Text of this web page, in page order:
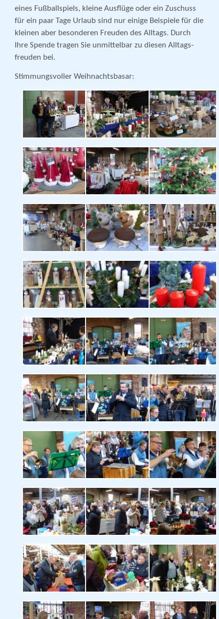
eines Fußballspiels, kleine Ausflüge oder ein Zuschuss
für ein paar Tage Urlaub sind nur einige Beispiele für die
kleinen aber besonderen Freuden des Alltags. Durch
Ihre Spende tragen Sie unmittelbar zu diesen Alltags­
freuden bei.
Stimmungsvoller Weihnachtsbasar: